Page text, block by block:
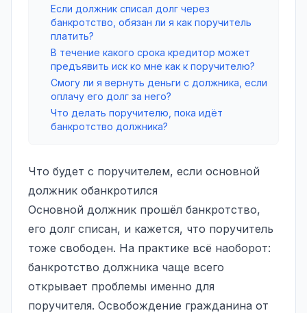
Если должник списал долг через
банкротство, обязан ли я как поручитель
платить?
В течение какого срока кредитор может
предъявить иск ко мне как к поручителю?
Смогу ли я вернуть деньги с должника, если
оплачу его долг за него?
Что делать поручителю, пока идёт
банкротство должника?
Что будет с поручителем, если основной
должник обанкротился
Основной должник прошёл банкротство,
его долг списан, и кажется, что поручитель
тоже свободен. На практике всё наоборот:
банкротство должника чаще всего
открывает проблемы именно для
поручителя. Освобождение гражданина от